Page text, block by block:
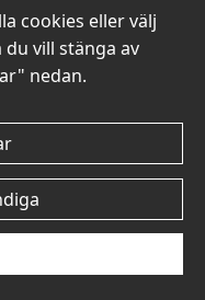
Skicka
cookies eller välj
vill stänga av
nedan.